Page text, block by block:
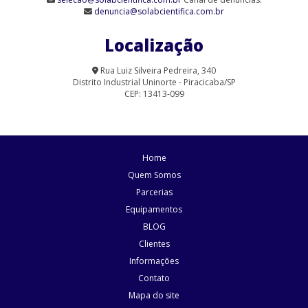
Agitador Magnético com Aquecimento para Laboratório | Solab
Agitador Magnético Digital com Aquecimento e Sensor Externo
Agitador Magnético Digital com Aquecimento e Sensor Externo
Agitador Magnético Digital com Aquecimento Plataforma
Agitador Magnético Digital Multiposicional com Aquecimento (SL-
denuncia@solabcientifica.com.br
Localização
Rua Luiz Silveira Pedreira, 340
Distrito Industrial Uninorte - Piracicaba/SP
CEP: 13413-099
Home
Quem Somos
Parcerias
Equipamentos
BLOG
Clientes
Informações
Contato
Mapa do site